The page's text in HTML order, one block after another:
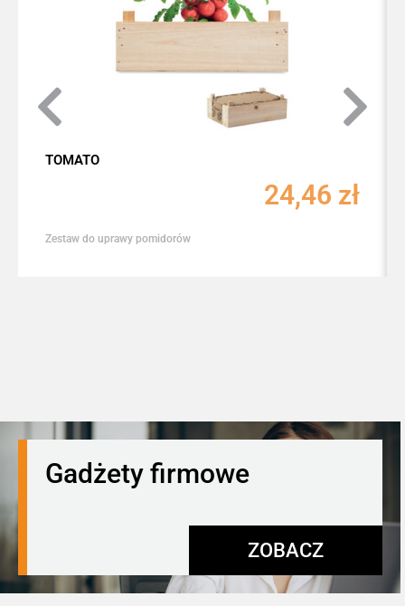
TOMATO
24,46 zł
Zestaw do uprawy pomidorów
Gadżety firmowe
ZOBACZ